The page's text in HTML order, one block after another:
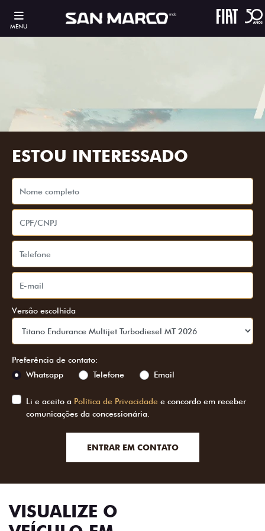
MENU
ESTOU INTERESSADO
Versão escolhida
Preferência de contato:
Whatsapp
Telefone Email
Li e aceito a Política de Privacidade e concordo em receber
comunicações da concessionária.
ENTRAR EM CONTATO
VISUALIZE O